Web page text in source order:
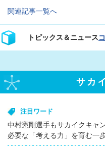
関連記事一覧へ
トピックス＆ニュース
サカ
注目ワード
中村憲剛選手もサカイクキャ
必要な「考える力」を育む一